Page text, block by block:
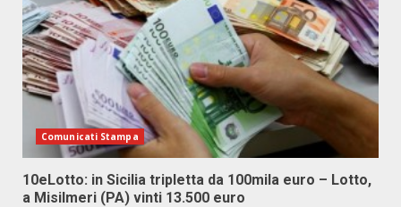
Comunicati Stampa
10eLotto: in Sicilia tripletta da 100mila euro – Lotto,
a Misilmeri (PA) vinti 13.500 euro